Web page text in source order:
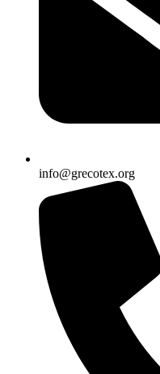
info@grecotex.org